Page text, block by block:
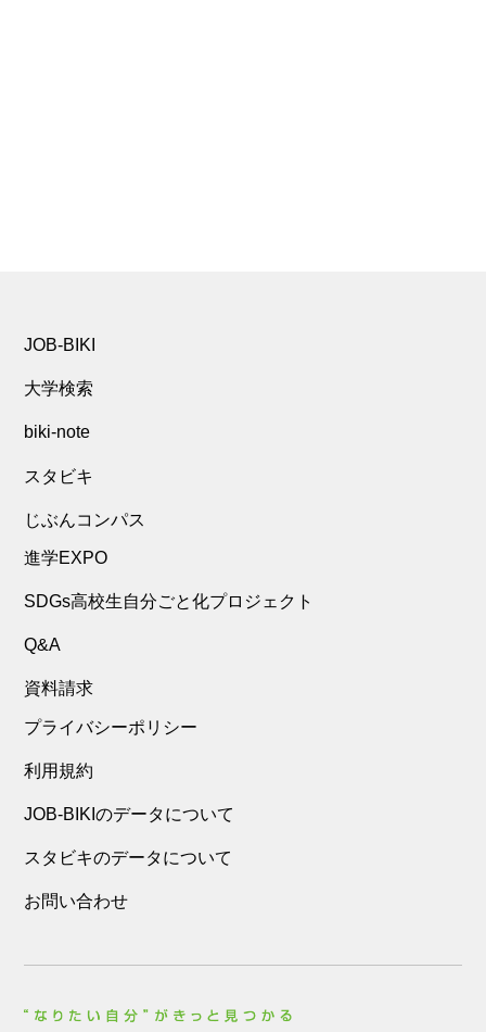
JOB-BIKI
大学検索
biki-note
スタビキ
じぶんコンパス
進学EXPO
SDGs高校生自分ごと化プロジェクト
Q&A
資料請求
プライバシーポリシー
利用規約
JOB-BIKIのデータについて
スタビキのデータについて
お問い合わせ